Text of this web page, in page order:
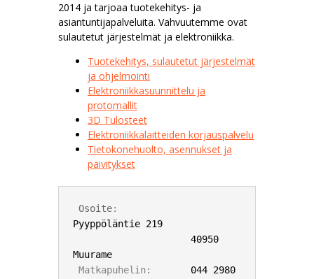
2014 ja tarjoaa tuotekehitys- ja
asiantuntijapalveluita. Vahvuutemme ovat
sulautetut järjestelmät ja elektroniikka.
Tuotekehitys, sulautetut järjestelmät
ja ohjelmointi
Elektroniikkasuunnittelu ja
protomallit
3D Tulosteet
Elektroniikkalaitteiden korjauspalvelu
Tietokonehuolto, asennukset ja
päivitykset
Osoite
Pyyppöläntie 219
Muurame
Matkapuhelin:
       044 2980